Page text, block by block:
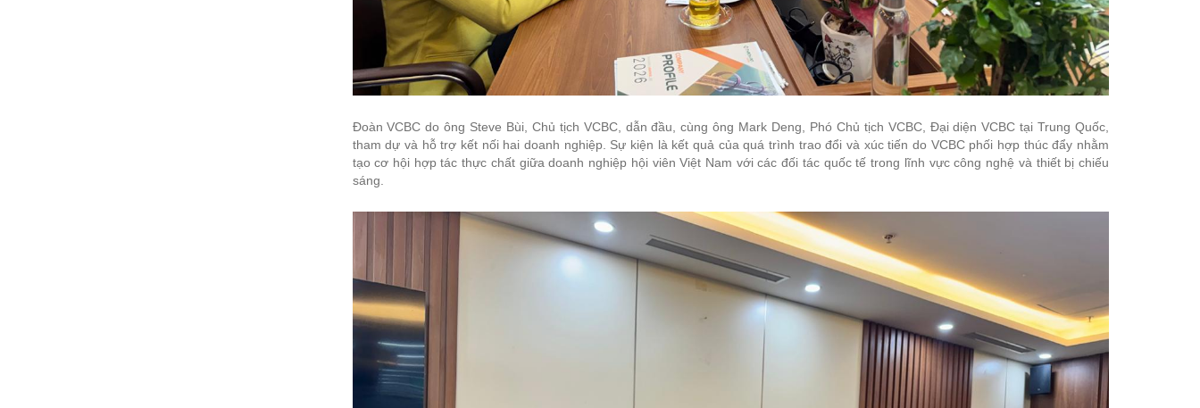
Đoàn VCBC do ông Steve Bùi, Chủ tịch VCBC, dẫn đầu, cùng ông Mark Deng, Phó Chủ tịch VCBC, Đại diện VCBC tại Trung Quốc,
tham dự và hỗ trợ kết nối hai doanh nghiệp. Sự kiện là kết quả của quá trình trao đổi và xúc tiến do VCBC phối hợp thúc đẩy nhằm
tạo cơ hội hợp tác thực chất giữa doanh nghiệp hội viên Việt Nam với các đối tác quốc tế trong lĩnh vực công nghệ và thiết bị chiếu
sáng.